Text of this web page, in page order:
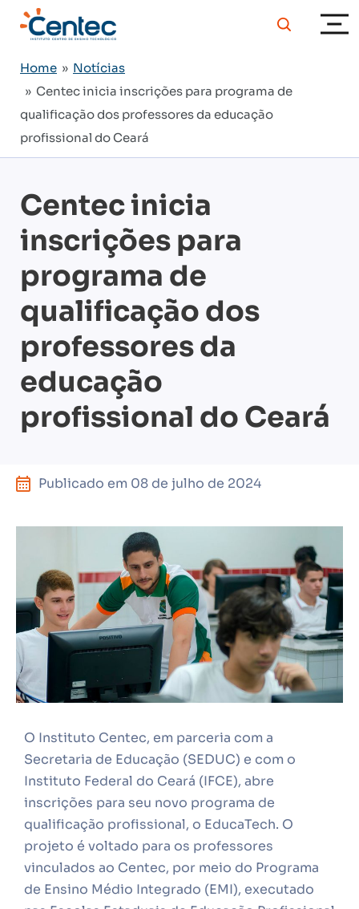
Home » Notícias
» Centec inicia inscrições para programa de
qualificação dos professores da educação
profissional do Ceará
Centec inicia
inscrições para
programa de
qualificação dos
professores da
educação
profissional do Ceará
Publicado em 08 de julho de 2024
O Instituto Centec, em parceria com a
Secretaria de Educação (SEDUC) e com o
Instituto Federal do Ceará (IFCE), abre
inscrições para seu novo programa de
qualificação profissional, o EducaTech. O
projeto é voltado para os professores
vinculados ao Centec, por meio do Programa
de Ensino Médio Integrado (EMI), executado